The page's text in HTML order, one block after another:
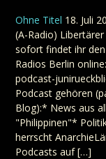
Ohne Titel 18. Juli
(A-Radio)
sofort findet ihr
Radios Berlin
podcast-
Podcast gehören
Blog):* News aus
"Philippinen"*
herrscht
Podcasts auf […]